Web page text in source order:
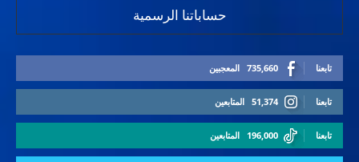
حساباتنا الرسمية
735,660 المعجبين تابعنا
51,374 المتابعين تابعنا
196,000 المتابعين تابعنا